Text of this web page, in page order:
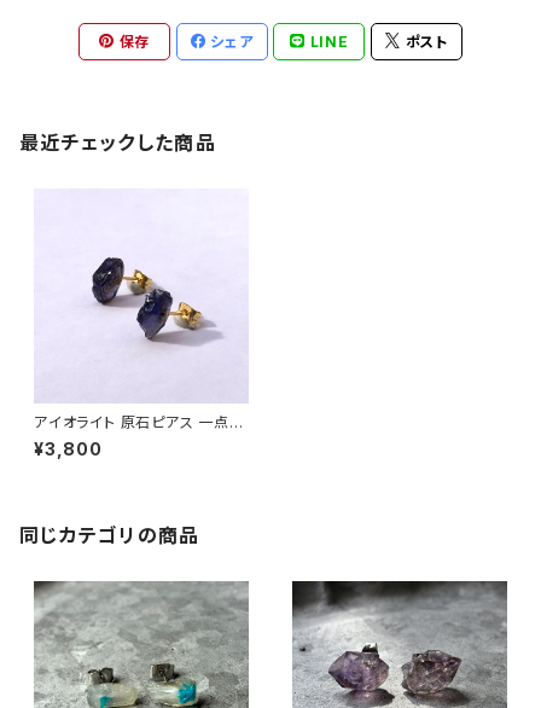
保存 シェア LINE ポスト
最近チェックした商品
アイオライト 原石ピアス 一点も
の 鉱物 天然石 金属アレルギー
対応 ハンドメイド アクセサリー
¥3,800
同じカテゴリの商品